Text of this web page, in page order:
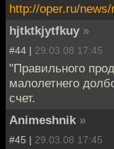
http://oper.ru/
hjtktkjytfkuy »
#44 | 29.03.08 17:45
"Правильного
малолетнего
счет.
Animeshnik »
#45 | 29.03.08 17:45